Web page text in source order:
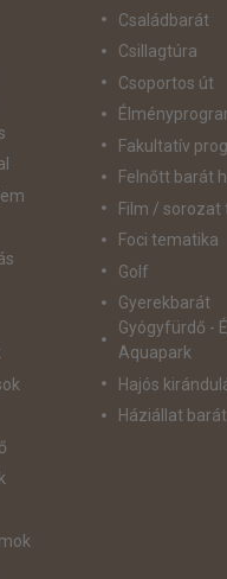
Családbarát
Csillagtúra
Csoportos út
Fakultatív
Felnőtt barát
Film / sorozat
Foci tematika
Golf
Gyerekbarát
Gyógyfürdő -
Aquapark
Hajós
Háziállat barát